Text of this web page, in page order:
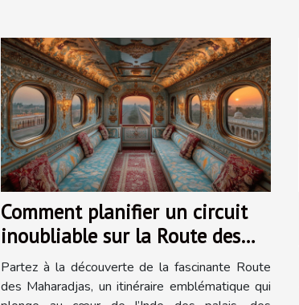
Comment planifier un circuit
inoubliable sur la Route des
Maharadjas ?
Partez à la découverte de la fascinante Route
des Maharadjas, un itinéraire emblématique qui